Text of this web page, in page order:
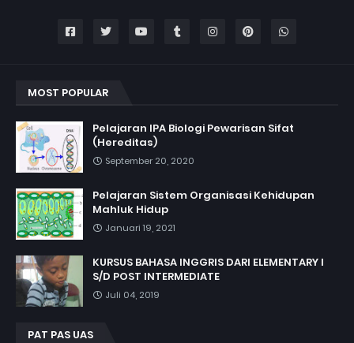
MOST POPULAR
Pelajaran IPA Biologi Pewarisan Sifat
(Hereditas)
September 20, 2020
Pelajaran Sistem Organisasi Kehidupan
Mahluk Hidup
Januari 19, 2021
KURSUS BAHASA INGGRIS DARI ELEMENTARY I
S/D POST INTERMEDIATE
Juli 04, 2019
PAT PAS UAS